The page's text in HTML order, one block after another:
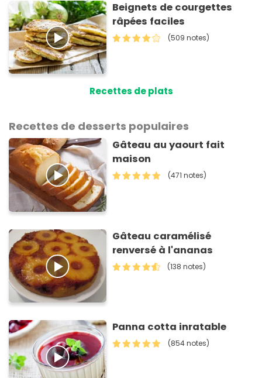
Beignets de courgettes
râpées faciles
(509 notes)
Recettes de plats
Recettes de desserts populaires
Gâteau au yaourt fait
maison
(471 notes)
Gâteau caramélisé
renversé à l'ananas
(138 notes)
Panna cotta inratable
(854 notes)